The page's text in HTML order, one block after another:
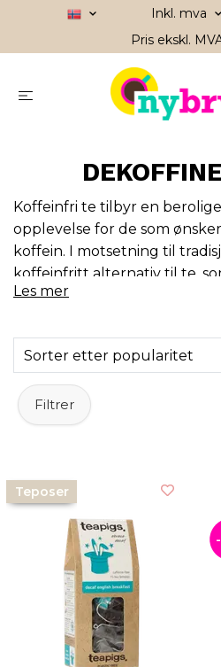
Inkl. mva
Pris ekskl.
Koffeinfri te tilbyr en
opplevelse for de som
koffein. I motsetning til
koffeinfritt alternativ til te,
100 % koffeinfritt. Dette gir
avslapning. Med forskjellige
tilgjengelig, er koffeinfri te et
avslappende øyeblikk og en
kvelden. En gunstig drink
te-entusiaster og de som
Les mer
Filtrer
Teposer